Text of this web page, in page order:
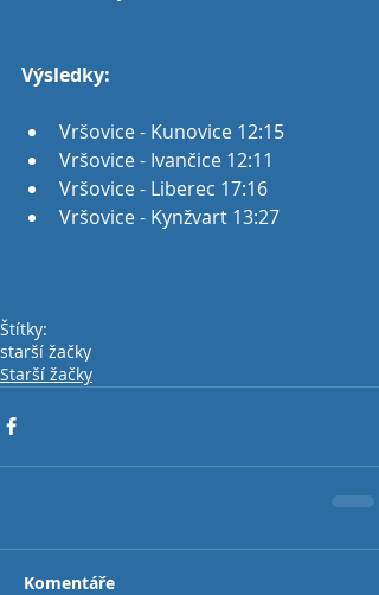
Výsledky:
Vršovice - Kunovice 12:15
Vršovice - Ivančice 12:11
Vršovice - Liberec 17:16
Vršovice - Kynžvart 13:27
Štítky:
starší žačky
Starší žačky
Komentáře